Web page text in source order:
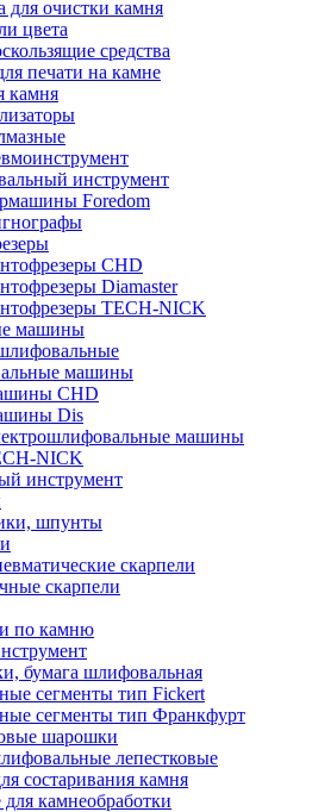
для очистки камня
цвета
средства
печати на камне
камня
инструмент
Foredom
CHD
Diamaster
TECH-NICK
машины
машины
CHD
Dis
машины
NICK
инструмент
шпунты
скарпели
скарпели
по камню
бумага шлифовальная
сегменты тип Fickert
сегменты тип Франкфурт
шарошки
лепестковые
состаривания камня
камнеобработки